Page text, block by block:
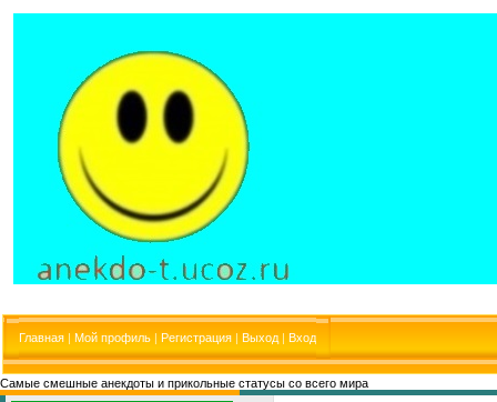
Главная | Мой профиль | Регистрация | Выход | Вход
Самые смешные анекдоты и прикольные статусы со всего мира